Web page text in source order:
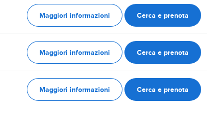
Maggiori informazioni Cerca e prenota
Maggiori informazioni Cerca e prenota
Maggiori informazioni Cerca e prenota